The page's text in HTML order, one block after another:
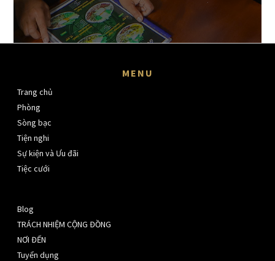
MENU
Trang chủ
Phòng
Sòng bạc
Tiện nghi
Sự kiện và Ưu đãi
Tiệc cưới
Blog
TRÁCH NHIỆM CỘNG ĐỒNG
NƠI ĐẾN
Tuyển dụng